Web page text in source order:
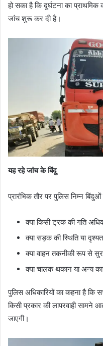
हो सका है कि दुर्घटना का
जांच शुरू कर दी है।
यह रहे जांच के बिंदु
प्रारंभिक तौर पर पुलिस निम्न
क्या किसी ट्रक की गति
क्या सड़क की स्थिति या
क्या वाहन तकनीकी रूप से
क्या चालक थकान या अन्य
पुलिस अधिकारियों का कहना है कि
किसी प्रकार की लापरवाही सामने
जाएगी।